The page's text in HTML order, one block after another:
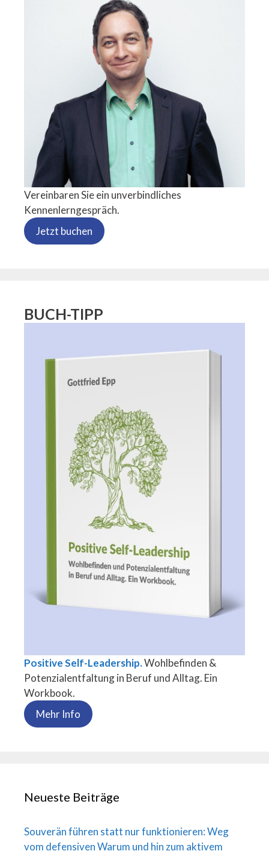
Vereinbaren Sie ein unverbindliches
Kennenlerngespräch.
Jetzt buchen
BUCH-TIPP
Positive Self-Leadership.Wohlbefinden &
Potenzialentfaltung in Beruf und Alltag. Ein
Workbook.
Mehr Info
Neueste Beiträge
Souverän führen statt nur funktionieren: Weg
vom defensiven Warum und hin zum aktivem